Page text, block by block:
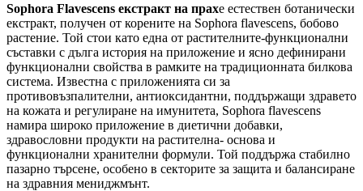
Sophora Flavescens екстракт на прахе естествен ботанически
екстракт, получен от корените на Sophora flavescens, бобово
растение. Той стои като една от растителните-функционални
съставки с дълга история на приложение и ясно дефинирани
функционални свойства в рамките на традиционната билкова
система. Известна с приложенията си за
противовъзпалителни, антиоксидантни, поддържащи здравето
на кожата и регулиране на имунитета, Sophora flavescens
намира широко приложение в диетични добавки,
здравословни продукти на растителна- основа и
функционални хранителни формули. Той поддържа стабилно
пазарно търсене, особено в секторите за защита и балансиране
на здравния мениджмънт.